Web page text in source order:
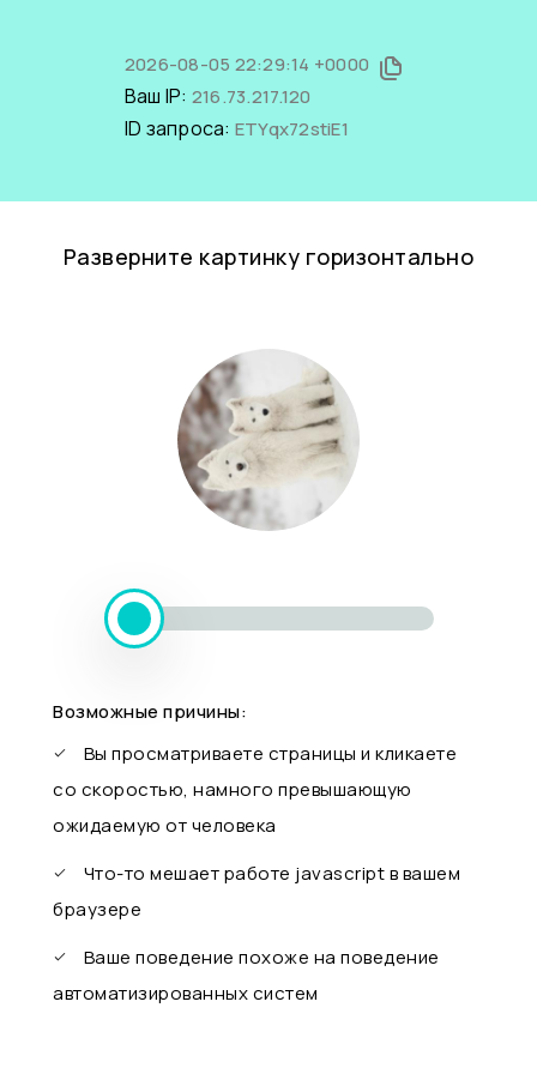
2026-08-05 22:29:14 +0000
Ваш IP: 216.73.217.120
ID запроса: ETYqx72stiE1
Разверните картинку горизонтально
Возможные причины:
Вы просматриваете страницы и кликаете
со скоростью, намного превышающую
ожидаемую от человека
Что-то мешает работе javascript в вашем
браузере
Ваше поведение похоже на поведение
автоматизированных систем